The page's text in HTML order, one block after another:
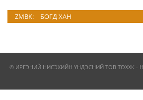
ZMBK: БОГД ХАН
© ИРГЭНИЙ НИСЭХИЙН ҮНДЭСНИЙ ТӨВ ТӨХХК -